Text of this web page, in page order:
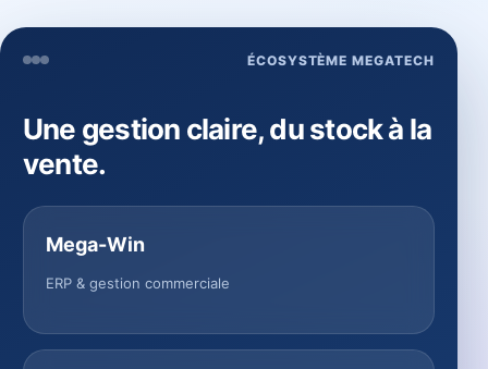
ÉCOSYSTÈME MEGATECH
Une gestion claire, du stock à la
vente.
Mega-Win
ERP & gestion commerciale